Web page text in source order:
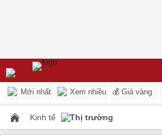
Mới nhất Xem nhiều 💰 Giá vàng
Kinh tế Thị trường